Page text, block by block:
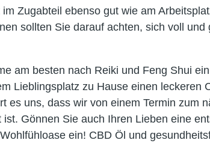
Zugabteil ebenso gut wie am
sollten Sie darauf achten, sich voll und
am besten nach Reiki und Feng Shui
Lieblingsplatz zu Hause einen leckeren
es uns, dass wir von einem Termin zum
Gönnen Sie auch Ihren Lieben eine
ein! CBD Öl und